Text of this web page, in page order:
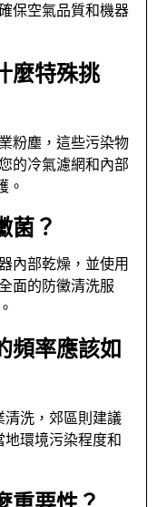
保空氣品質和機器
麼特殊挑
粉塵，這些污染物
的冷氣濾網和內部
。
菌？
內部乾燥，並使用
面的防黴清洗服
頻率應該如
清洗，郊區則建議
環境污染程度和